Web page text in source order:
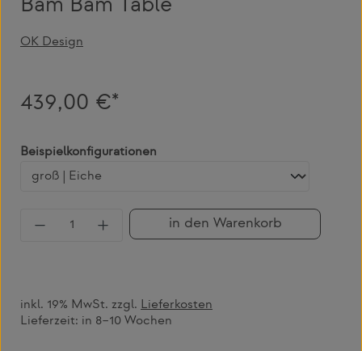
Bam Bam Table
OK Design
439,00 €*
Beispielkonfigurationen
Produkt Anzahl: Gib den gewünschten
in den Warenkorb
inkl. 19% MwSt. zzgl. Lieferkosten
Lieferzeit: in 8–10 Wochen